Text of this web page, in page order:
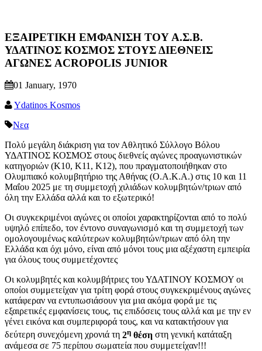
ΕΞΑΙΡΕΤΙΚΗ ΕΜΦΑΝΙΣΗ ΤΟΥ Α.Σ.Β.
ΥΔΑΤΙΝΟΣ ΚΟΣΜΟΣ ΣΤΟΥΣ ΔΙΕΘΝΕΙΣ
ΑΓΩΝΕΣ ACROPOLIS JUNIOR
01 January, 1970
Ydatinos Kosmos
Νεα
Πολύ μεγάλη διάκριση για τον Αθλητικό Σύλλογο Βόλου
ΥΔΑΤΙΝΟΣ ΚΟΣΜΟΣ στους διεθνείς αγώνες προαγωνιστικών
κατηγοριών (Κ10, Κ11, Κ12), που πραγματοποιήθηκαν στο
Ολυμπιακό κολυμβητήριο της Αθήνας (Ο.Α.Κ.Α.) στις 10 και 11
Μαΐου 2025 με τη συμμετοχή χιλιάδων κολυμβητών/τριων από
όλη την Ελλάδα αλλά και το εξωτερικό!
Οι συγκεκριμένοι αγώνες οι οποίοι χαρακτηρίζονται από το πολύ
υψηλό επίπεδο, τον έντονο συναγωνισμό και τη συμμετοχή των
ομολογουμένως καλύτερων κολυμβητών/τριων από όλη την
Ελλάδα και όχι μόνο, είναι από μόνοι τους μια αξέχαστη εμπειρία
για όλους τους συμμετέχοντες
Οι κολυμβητές και κολυμβήτριες του ΥΔΑΤΙΝΟΥ ΚΟΣΜΟΥ οι
οποίοι συμμετείχαν για τρίτη φορά στους συγκεκριμένους αγώνες
κατάφεραν να εντυπωσιάσουν για μια ακόμα φορά με τις
εξαιρετικές εμφανίσεις τους, τις επιδόσεις τους αλλά και με την εν
γένει εικόνα και συμπεριφορά τους, και να κατακτήσουν για
δεύτερη συνεχόμενη χρονιά τη 2η θέση στη γενική κατάταξη
ανάμεσα σε 75 περίπου σωματεία που συμμετείχαν!!!